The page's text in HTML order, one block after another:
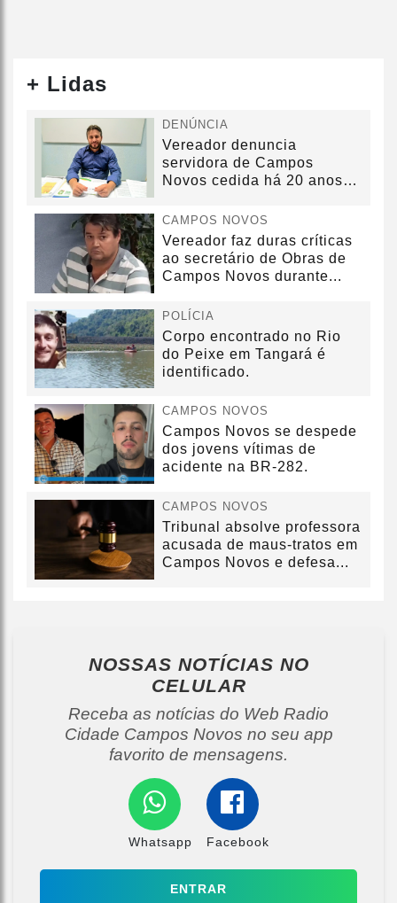
+ Lidas
DENÚNCIA
Vereador denuncia
servidora de Campos
Novos cedida há 20 anos
CAMPOS NOVOS
Vereador faz duras críticas
ao secretário de Obras de
Campos Novos durante...
POLÍCIA
Corpo encontrado no Rio
do Peixe em Tangará é
identificado.
CAMPOS NOVOS
Campos Novos se despede
dos jovens vítimas de
acidente na BR-282.
CAMPOS NOVOS
Tribunal absolve professora
acusada de maus-tratos em
Campos Novos e defesa...
NOSSAS NOTÍCIAS NO
CELULAR
Receba as notícias do Web Radio
Cidade Campos Novos no seu app
favorito de mensagens.
Whatsapp Facebook
ENTRAR